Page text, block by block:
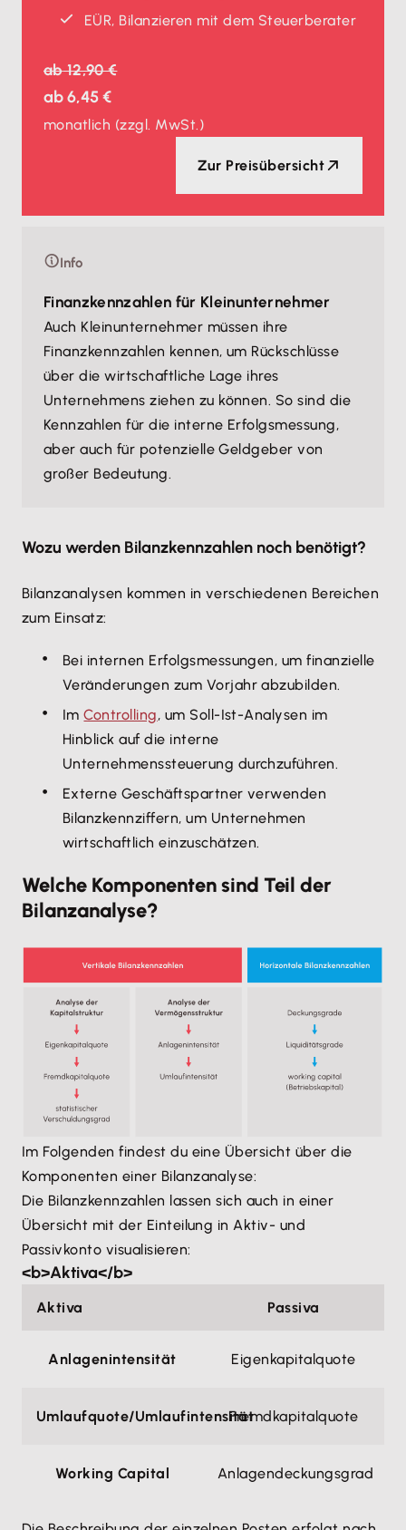
EÜR, Bilanzieren mit dem Steuerberater
ab12,90 €
ab6,45 €
monatlich (zzgl. MwSt.)
Zur Preisübersicht
Info
Finanzkennzahlen für Kleinunternehmer
Auch Kleinunternehmer müssen ihre
Finanzkennzahlen kennen, um Rückschlüsse
über die wirtschaftliche Lage ihres
Unternehmens ziehen zu können. So sind die
Kennzahlen für die interne Erfolgsmessung,
aber auch für potenzielle Geldgeber von
großer Bedeutung.
Wozu werden Bilanzkennzahlen noch benötigt?
Bilanzanalysen kommen in verschiedenen Bereichen
zum Einsatz:
Bei internen Erfolgsmessungen, um finanzielle
Veränderungen zum Vorjahr abzubilden.
ImControlling, um Soll-Ist-Analysen im
Hinblick auf die interne
Unternehmenssteuerung durchzuführen.
Externe Geschäftspartner verwenden
Bilanzkennziffern, um Unternehmen
wirtschaftlich einzuschätzen.
Welche Komponenten sind Teil der
Bilanzanalyse?
Im Folgenden findest du eine Übersicht über die
Komponenten einer Bilanzanalyse:
Die Bilanzkennzahlen lassen sich auch in einer
Übersicht mit der Einteilung in Aktiv- und
Passivkonto visualisieren:
<b>Aktiva</b>
Aktiva Passiva
Anlagenintensität Eigenkapitalquote
Umlaufquote/UmlaufintensitätFremdkapitalquote
Working Capital Anlagendeckungsgrad